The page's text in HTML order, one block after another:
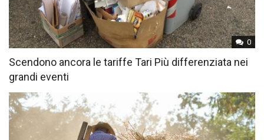
0
Scendono ancora le tariffe Tari Più differenziata nei
grandi eventi